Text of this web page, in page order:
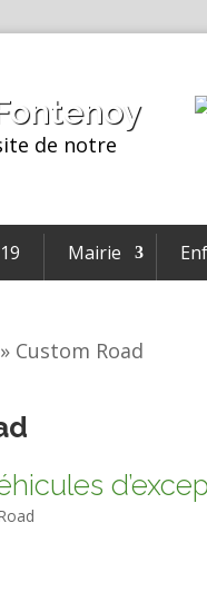
de notre
Mairie
» Custom Road